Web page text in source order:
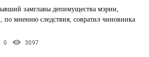
замглавы депимущества мэрии,
по мнению следствия, совратил чиновника
0 3097